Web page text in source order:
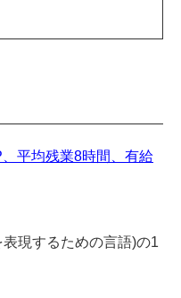
平均残業8時間、有給
現するための言語)の1